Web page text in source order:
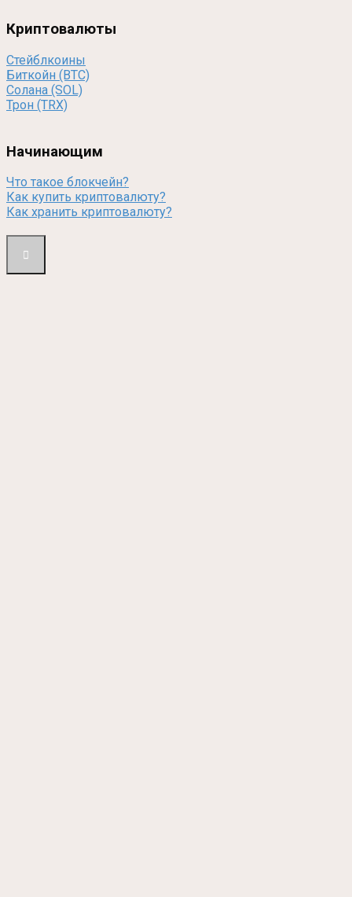
Криптовалюты
Стейблкоины
Биткойн (BTC)
Солана (SOL)
Трон (TRX)
Начинающим
Что такое блокчейн?
Как купить криптовалюту?
Как хранить криптовалюту?